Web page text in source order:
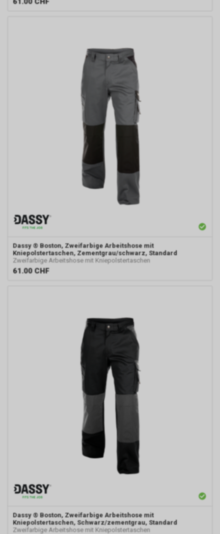
Dassy ® Boston, Zweifarbige Arbeitshose mit
Kniepolstertaschen, Zementgrau/schwarz, Standard
Zweifarbige Arbeitshose mit Kniepolstertaschen
61.00 CHF
Dassy ® Boston, Zweifarbige Arbeitshose mit
Kniepolstertaschen, Schwarz/zementgrau, Standard
Zweifarbige Arbeitshose mit Kniepolstertaschen